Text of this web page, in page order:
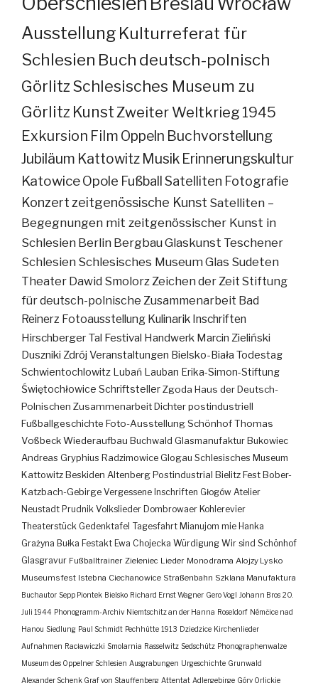
Ausstellung Kulturreferat für
Schlesien Buch deutsch-polnisch
GörlitzSchlesisches Museum zu
Görlitz KunstZweiter Weltkrieg 1945
Exkursion Film Oppeln Buchvorstellung
Jubiläum Kattowitz Musik Erinnerungskultur
KatowiceOpole FußballSatelliten Fotografie
Konzertzeitgenössische Kunst Satelliten –
Begegnungen mit zeitgenössischer Kunst in
Schlesien Berlin BergbauGlaskunst Teschener
Schlesien Schlesisches MuseumGlas Sudeten
Theater Dawid SmolorzZeichen der Zeit Stiftung
für deutsch-polnische Zusammenarbeit Bad
Reinerz Fotoausstellung Kulinarik Inschriften
Hirschberger Tal Festival Handwerk Marcin Zieliński
Duszniki Zdrój Veranstaltungen Bielsko-Biała Todestag
Schwientochlowitz Lubań Lauban Erika-Simon-Stiftung
Świętochłowice SchriftstellerZgoda Haus der Deutsch-
Polnischen ZusammenarbeitDichterpostindustriell
Fußballgeschichte Foto-AusstellungSchönhofThomas
VoßbeckWiederaufbau Buchwald Glasmanufaktur Bukowiec
Andreas Gryphius Radzimowice Glogau Schlesisches Museum
Kattowitz Beskiden Altenberg Postindustrial Bielitz Fest Bober-
Katzbach-Gebirge Vergessene Inschriften Głogów Atelier
Neustadt Prudnik Volkslieder Dombrowaer Kohlerevier
Theaterstück Gedenktafel Tagesfahrt Mianujom mie Hanka
Grażyna Bułka Festakt Ewa Chojecka Würdigung Wir sind Schönhof
Glasgravur Fußballtrainer Zieleniec Lieder Monodrama Alojzy Lysko
Museumsfest Istebna Ciechanowice Straßenbahn Szklana Manufaktura
Buchautor Sepp Piontek Bielsko Richard Ernst Wagner Gero Vogl Johann Bros 20.
Juli 1944 Phonogramm-Archiv Niemtschitz an der Hanna Roseldorf Némčice nad
Hanou Siedlung Paul Schmidt Pechhütte 1913 Dziedzice Kirchenlieder
Aufnahmen Racławiczki Smolarnia Rasselwitz Sedschütz Phonographenwalze
Museum des Oppelner Schlesien Ausgrabungen Urgeschichte Grunwald
Alexander Schenk Graf von Stauffenberg Attentat Adlergebirge Góry Orlickie